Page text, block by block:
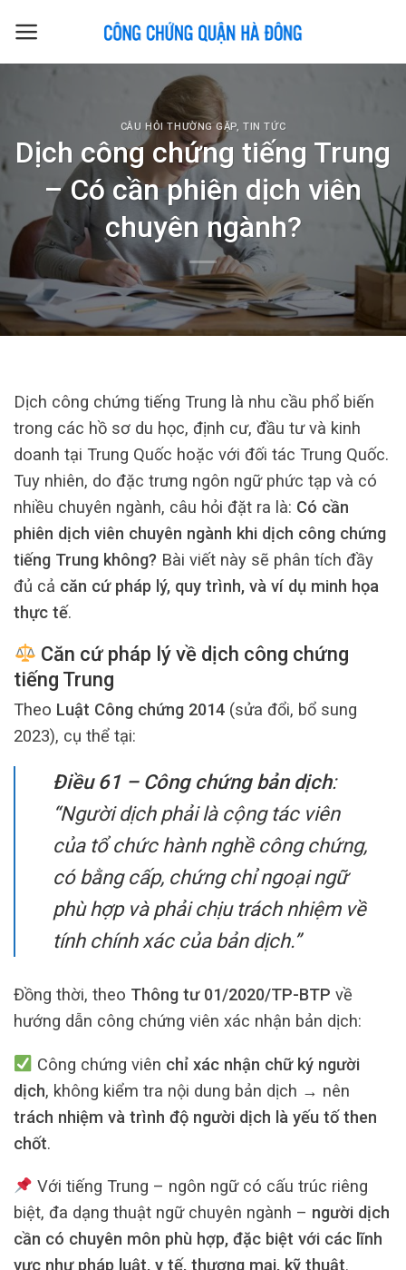
CÂU HỎI THƯỜNG GẶP,TIN TỨC
Dịch công chứng tiếng Trung
– Có cần phiên dịch viên
chuyên ngành?
Dịch công chứng tiếng Trung là nhu cầu phổ biến
trong các hồ sơ du học, định cư, đầu tư và kinh
doanh tại Trung Quốc hoặc với đối tác Trung Quốc.
Tuy nhiên, do đặc trưng ngôn ngữ phức tạp và có
nhiều chuyên ngành, câu hỏi đặt ra là: Có cần
phiên dịch viên chuyên ngành khi dịch công chứng
tiếng Trung không? Bài viết này sẽ phân tích đầy
đủ cả căn cứ pháp lý, quy trình, và ví dụ minh họa
thực tế.
Căn cứ pháp lý về dịch công chứng
tiếng Trung
Theo Luật Công chứng 2014 (sửa đổi, bổ sung
2023), cụ thể tại:
Điều 61 – Công chứng bản dịch:
“Người dịch phải là cộng tác viên
của tổ chức hành nghề công chứng,
có bằng cấp, chứng chỉ ngoại ngữ
phù hợp và phải chịu trách nhiệm về
tính chính xác của bản dịch.”
Đồng thời, theo Thông tư 01/2020/TP-BTP về
hướng dẫn công chứng viên xác nhận bản dịch:
Công chứng viên chỉ xác nhận chữ ký người
dịch, không kiểm tra nội dung bản dịch → nên
trách nhiệm và trình độ người dịch là yếu tố then
chốt.
Với tiếng Trung – ngôn ngữ có cấu trúc riêng
biệt, đa dạng thuật ngữ chuyên ngành – người dịch
cần có chuyên môn phù hợp, đặc biệt với các lĩnh
vực như pháp luật, y tế, thương mại, kỹ thuật.